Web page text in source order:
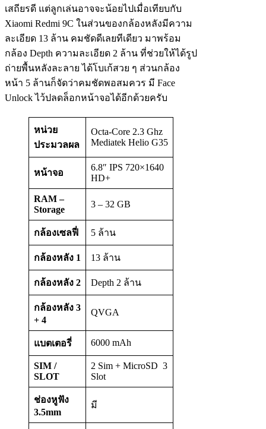
เสถียรดี แต่ลูกเล่นอาจจะน้อยไปเมื่อเทียบกับ
Xiaomi Redmi 9C ในส่วนของกล้องหลังมีความ
ละเอียด 13 ล้าน คมชัดดีเลยทีเดียว มาพร้อม
กล้อง Depth ความละเอียด 2 ล้าน ที่ช่วยให้ได้รูป
ถ่ายพื้นหลังละลาย ได้โบเก้สวย ๆ ส่วนกล้อง
หน้า 5 ล้านก็จัดว่าคมชัดพอสมควร มี Face
Unlock ไว้ปลดล็อกหน้าจอได้อีกด้วยครับ
หน่วย
ประมวลผล
Octa-Core 2.3 Ghz
Mediatek Helio G35
หน้าจอ
6.8″ IPS 720×1640
HD+
RAM –
Storage
3 – 32 GB
กล้องเซลฟี่ 5 ล้าน
กล้องหลัง 1 13 ล้าน
กล้องหลัง 2 Depth 2 ล้าน
กล้องหลัง 3
+ 4
QVGA
แบตเตอรี่ 6000 mAh
SIM /
SLOT
2 Sim + MicroSD 3
Slot
ช่องหูฟัง
3.5mm
มี